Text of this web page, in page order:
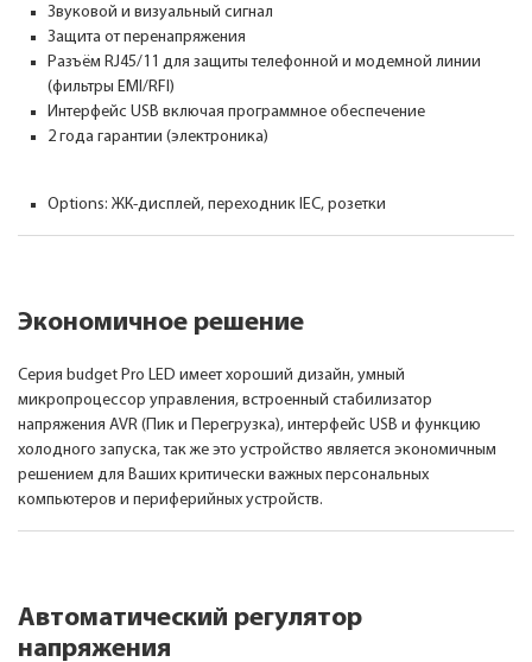
Звуковой и визуальный сигнал
Защита от перенапряжения
Разъём RJ45/11 для защиты телефонной и модемной линии
(фильтры EMI/RFI)
Интерфейс USB включая программное обеспечение
2 года гарантии (электроника)
Options: ЖК-дисплей, переходник IEC, розетки
Экономичное решение
Серия budget Pro LED имеет хороший дизайн, умный
микропроцессор управления, встроенный стабилизатор
напряжения AVR (Пик и Перегрузка), интерфейс USB и функцию
холодного запуска, так же это устройство является экономичным
решением для Ваших критически важных персональных
компьютеров и периферийных устройств.
Автоматический регулятор
напряжения